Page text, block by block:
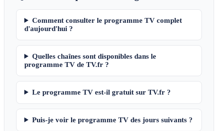
Comment consulter le programme TV complet
d'aujourd'hui ?
Quelles chaînes sont disponibles dans le
programme TV de TV.fr ?
Le programme TV est-il gratuit sur TV.fr ?
Puis-je voir le programme TV des jours suivants ?